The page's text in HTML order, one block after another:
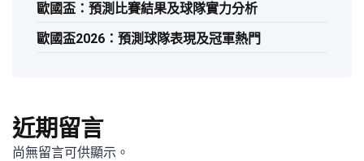
歐國盃：預測比賽結果及球隊實力分析
歐國盃2026：預測球隊表現及冠軍熱門
近期留言
尚無留言可供顯示。